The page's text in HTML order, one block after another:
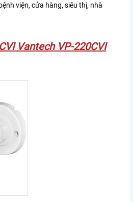
viện, cửa hàng, siêu thị, nhà
Vantech VP-220CVI